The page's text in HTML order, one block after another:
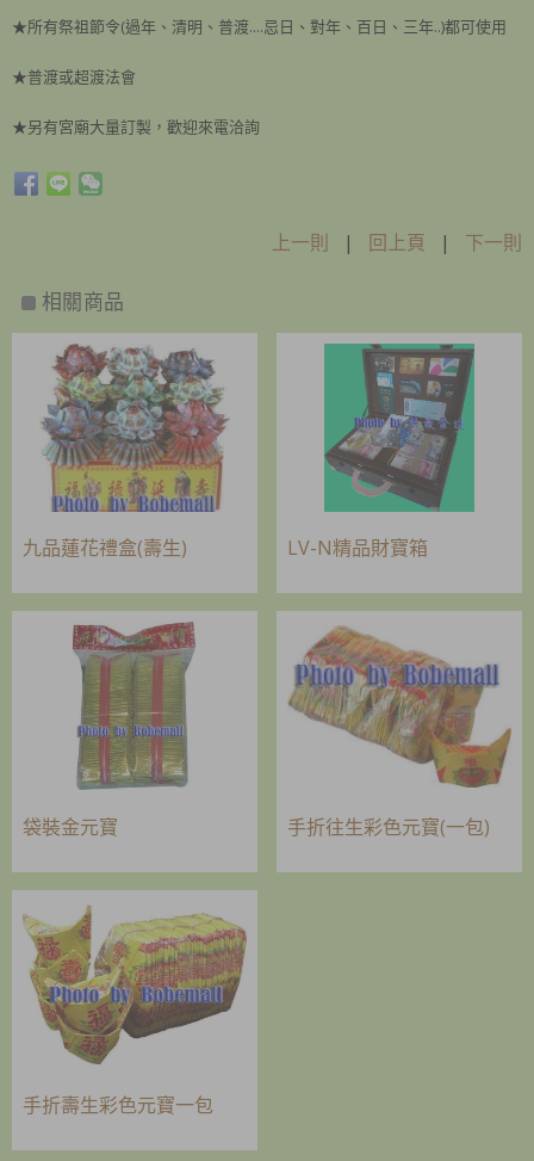
★所有祭祖節令(過年、清明、普渡....忌日、對年、百日、三年..)都可使用
★普渡或超渡法會
★另有宮廟大量訂製，歡迎來電洽詢
上一則 | 回上頁 | 下一則
相關商品
九品蓮花禮盒(壽生) LV-N精品財寶箱
袋裝金元寶 手折往生彩色元寶(一包)
手折壽生彩色元寶一包